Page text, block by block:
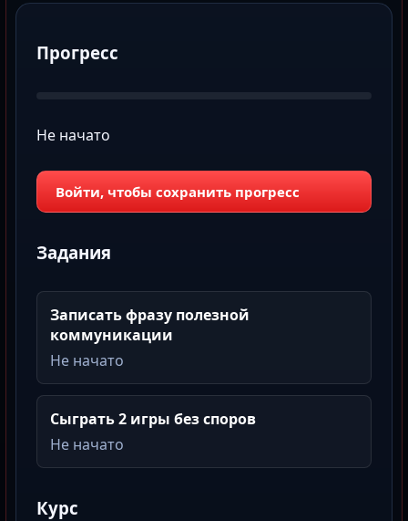
Прогресс
Не начато
Войти, чтобы сохранить прогресс
Задания
Записать фразу полезной
коммуникации
Не начато
Сыграть 2 игры без споров
Не начато
Курс